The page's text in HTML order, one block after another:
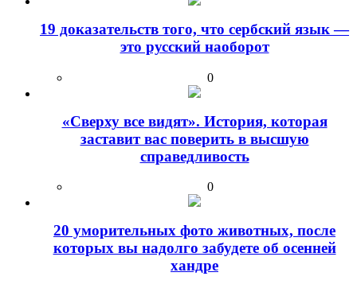
19 доказательств того, что сербский язык —
это русский наоборот
0
«Сверху все видят». История, которая
заставит вас поверить в высшую
справедливость
0
20 уморительных фото животных, после
которых вы надолго забудете об осенней
хандре